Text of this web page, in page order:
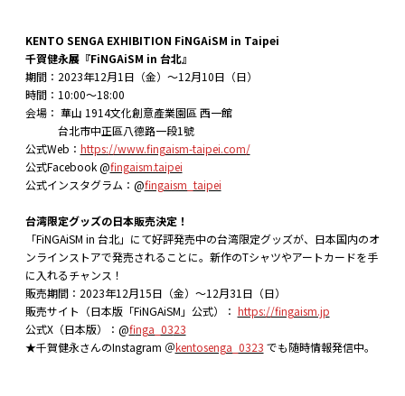
KENTO SENGA EXHIBITION FiNGAiSM in Taipei
千賀健永展『FiNGAiSM in 台北』
期間：2023年12月1日（金）～12月10日（日）
時間：10:00～18:00
会場： 華山 1914文化創意產業園區 西一館
台北市中正區八德路一段1號
公式Web： https://www.fingaism-taipei.com/
公式Facebook @fingaism.taipei
公式インスタグラム：@fingaism_taipei
台湾限定グッズの日本販売決定！
「FiNGAiSM in 台北」にて好評発売中の台湾限定グッズが、日本国内のオ
ンラインストアで発売されることに。新作のTシャツやアートカードを手
に入れるチャンス！
販売期間：2023年12月15日（金）～12月31日（日）
販売サイト（日本版「FiNGAiSM」公式）： https://fingaism.jp
公式X（日本版）：@finga_0323
★千賀健永さんのInstagram ＠kentosenga_0323 でも随時情報発信中。